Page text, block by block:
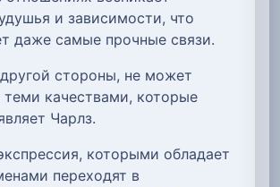
и зависимости, что
даже самые прочные связи.
стороны, не может
теми качествами, которые
Чарлз.
которыми обладает
переходят в